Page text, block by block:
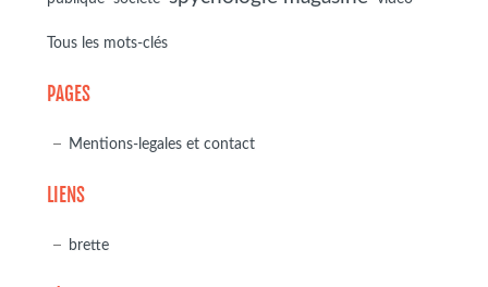
Tous les mots-clés
PAGES
Mentions-legales et contact
LIENS
brette